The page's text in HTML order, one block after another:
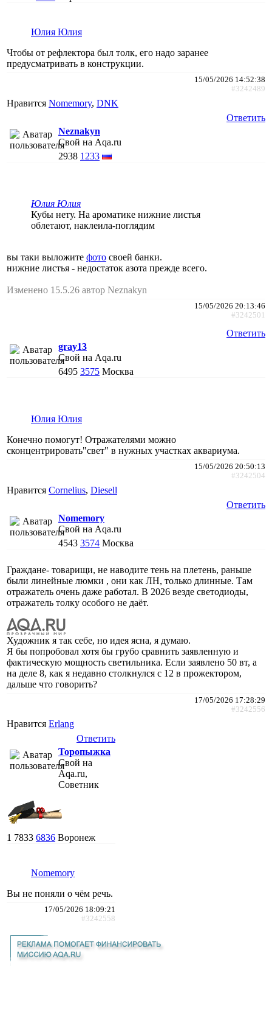
Юлия Юлия
Чтобы от рефлектора был толк, его надо заранее
предусматривать в конструкции.
15/05/2026 14:52:38
#3242489
Нравится Nomemory, DNK
Ответить
Neznakyn
Свой на Aqa.ru
2938 1233
Юлия Юлия
Кубы нету. На ароматике нижние листья
облетают, наклеила-поглядим
вы таки выложите фото своей банки.
нижние листья - недостаток азота прежде всего.
Изменено 15.5.26 автор Neznakyn
15/05/2026 20:13:46
#3242501
Ответить
gray13
Свой на Aqa.ru
6495 3575 Москва
Юлия Юлия
Конечно помогут! Отражателями можно
сконцентрировать"свет" в нужных участках аквариума.
15/05/2026 20:50:13
#3242504
Нравится Cornelius, Diesell
Ответить
Nomemory
Свой на Aqa.ru
4543 3574 Москва
Граждане- товарищи, не наводите тень на плетень, раньше
были линейные люмки , они как ЛН, только длинные. Там
отражатель очень даже работал. В 2026 везде светодиоды,
отражатель толку особого не даёт.
Художник я так себе, но идея ясна, я думаю.
Я бы попробовал хотя бы грубо сравнить заявленную и
фактическую мощность светильника. Если заявлено 50 вт, а
на деле 8, как я недавно столкнулся с 12 в прожектором,
дальше что говорить?
17/05/2026 17:28:29
#3242556
Нравится Erlang
Ответить
Торопыжка
Свой на
Aqa.ru,
Советник
1 7833 6836 Воронеж
Nomemory
Вы не поняли о чём речь.
17/05/2026 18:09:21
#3242558